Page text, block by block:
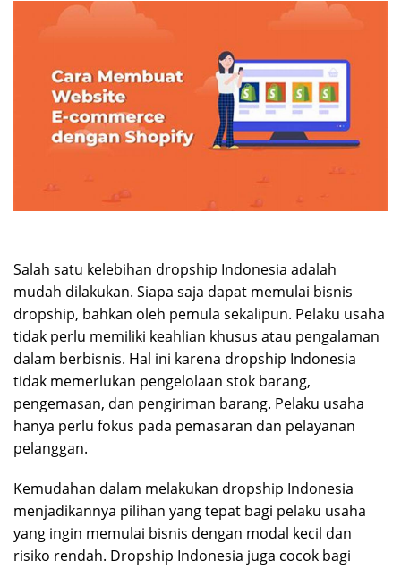
Salah satu kelebihan dropship Indonesia adalah
mudah dilakukan. Siapa saja dapat memulai bisnis
dropship, bahkan oleh pemula sekalipun. Pelaku usaha
tidak perlu memiliki keahlian khusus atau pengalaman
dalam berbisnis. Hal ini karena dropship Indonesia
tidak memerlukan pengelolaan stok barang,
pengemasan, dan pengiriman barang. Pelaku usaha
hanya perlu fokus pada pemasaran dan pelayanan
pelanggan.
Kemudahan dalam melakukan dropship Indonesia
menjadikannya pilihan yang tepat bagi pelaku usaha
yang ingin memulai bisnis dengan modal kecil dan
risiko rendah. Dropship Indonesia juga cocok bagi